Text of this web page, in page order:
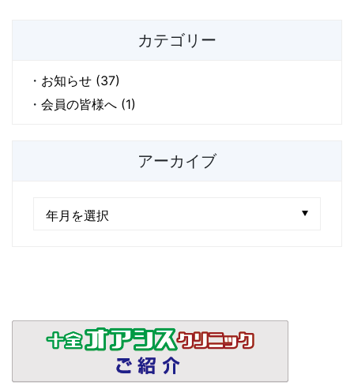
カテゴリー
お知らせ (37)
会員の皆様へ (1)
アーカイブ